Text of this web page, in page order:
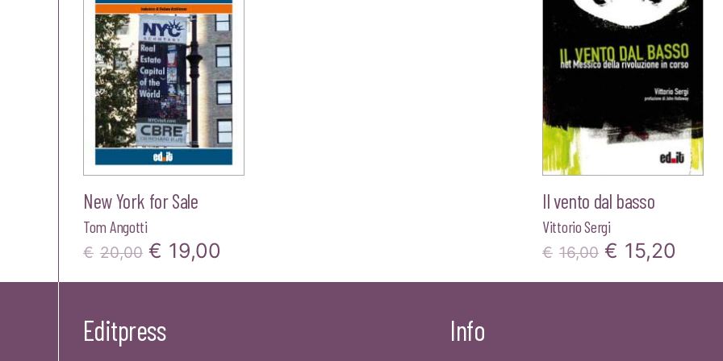
New York for Sale
Tom Angotti
€ 20,00 Il
prezzo
era:
€ 19,00
prezzo
Il vento dal basso
Vittorio Sergi
€ 16,00 Il
prezzo
€ 15,20
Editpress Info